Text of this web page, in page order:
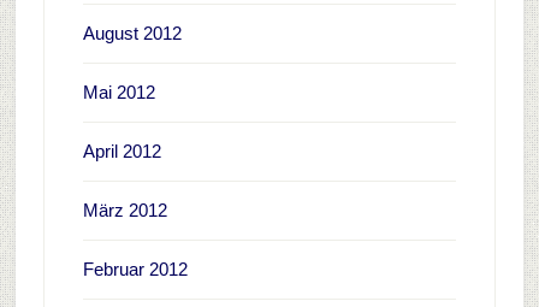
August 2012
Mai 2012
April 2012
März 2012
Februar 2012